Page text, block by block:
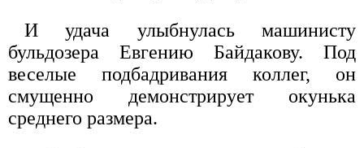
И удача улыбнулась машинисту
бульдозера Евгению Байдакову. Под
веселые подбадривания коллег, он
смущенно демонстрирует окунька
среднего размера.